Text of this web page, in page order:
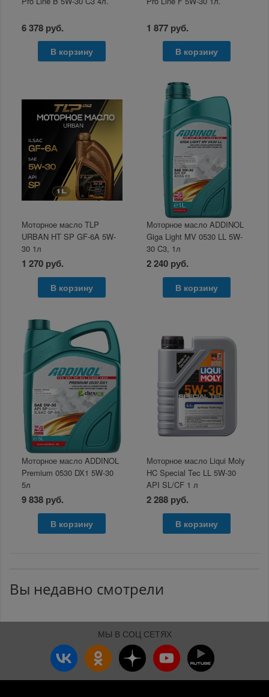
6 378 руб.
В корзину
1 877 руб.
В корзину
Моторное масло TLP
URBAN HT SP GF-6A 5W-
30 1л
1 270 руб.
В корзину
Моторное масло ADDINOL
Giga Light MV 0530 LL 5W-
30 C3, 1л
2 240 руб.
В корзину
Моторное масло ADDINOL
Premium 0530 DX1 5W-30
5л
9 838 руб.
В корзину
Моторное масло Liqui Moly
HC Special Tec LL 5W-30
API SL/CF 1 л
2 288 руб.
В корзину
Вы недавно смотрели
МЫ В СОЦ СЕТЯХ